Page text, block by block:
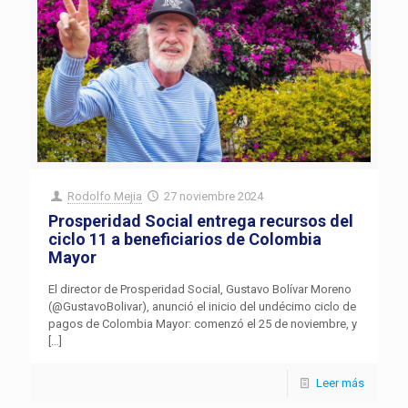
Rodolfo Mejia 27 noviembre 2024
Prosperidad Social entrega recursos del
ciclo 11 a beneficiarios de Colombia
Mayor
El director de Prosperidad Social, Gustavo Bolívar Moreno
(@GustavoBolivar), anunció el inicio del undécimo ciclo de
pagos de Colombia Mayor: comenzó el 25 de noviembre, y
[…]
Leer más